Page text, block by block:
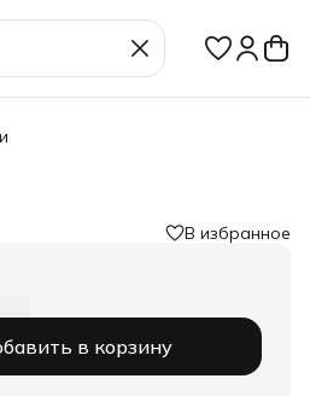
В избранное
в корзину